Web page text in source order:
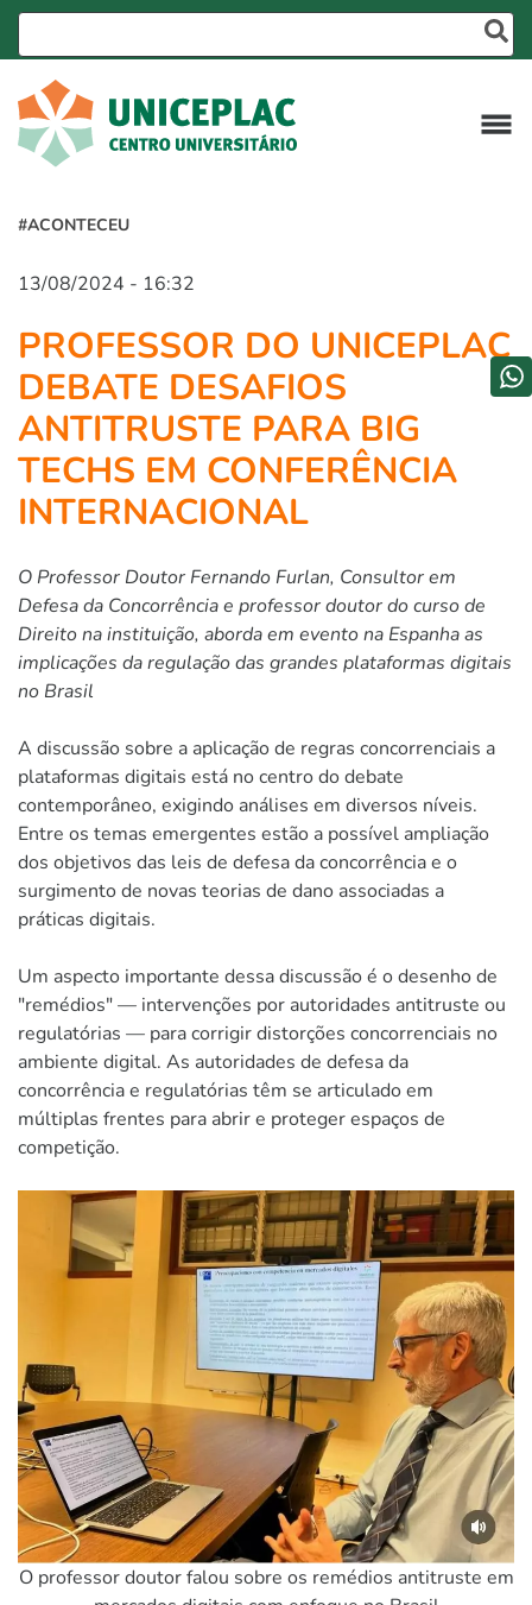
#ACONTECEU
13/08/2024 - 16:32
PROFESSOR DO UNICEPLAC
DEBATE DESAFIOS
ANTITRUSTE PARA BIG
TECHS EM CONFERÊNCIA
INTERNACIONAL
O Professor Doutor Fernando Furlan, Consultor em
Defesa da Concorrência e professor doutor do curso de
Direito na instituição, aborda em evento na Espanha as
implicações da regulação das grandes plataformas digitais
no Brasil
A discussão sobre a aplicação de regras concorrenciais a
plataformas digitais está no centro do debate
contemporâneo, exigindo análises em diversos níveis.
Entre os temas emergentes estão a possível ampliação
dos objetivos das leis de defesa da concorrência e o
surgimento de novas teorias de dano associadas a
práticas digitais.
Um aspecto importante dessa discussão é o desenho de
"remédios" — intervenções por autoridades antitruste ou
regulatórias — para corrigir distorções concorrenciais no
ambiente digital. As autoridades de defesa da
concorrência e regulatórias têm se articulado em
múltiplas frentes para abrir e proteger espaços de
competição.
O professor doutor falou sobre os remédios antitruste em